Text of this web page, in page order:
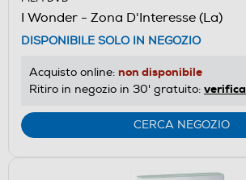
I Wonder - Zona D'Interesse (La)
DISPONIBILE SOLO IN NEGOZIO
Acquisto online: non disponibile
Ritiro in negozio in 30' gratuito: verifica
CERCA NEGOZIO